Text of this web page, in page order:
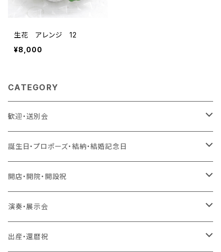
生花 アレンジ 12
¥8,000
CATEGORY
歓迎・送別会
生花 アレンジ、花束、バルーン
生花 アレンジ、バルーン
生花 アレンジ
造花 アレンジ、花束、バルーン
ラスティング 花束、枯れない花
ラスティング アレンジ、枯れない花
誕生日・プロポーズ・結納・結婚記念日
生花 アレンジ、花束、バルーン
生花 アレンジ、バルーン
生花 アレンジ
造花 アレンジ、花束、バルーン
ラスティング 花束、枯れない花
開店・開院・開設祝
生花 アレンジ、花束、バルーン
生花 アレンジ、バルーン
造花 アレンジ、花束、バルーン
演奏・展示会
生花 アレンジ、花束、バルーン
出産・還暦祝